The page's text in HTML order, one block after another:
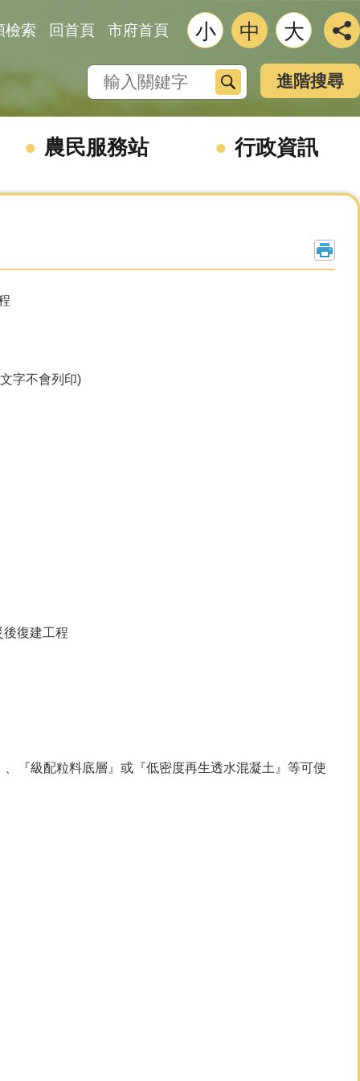
檢索 回首頁 市府首頁 小 中 大
搜尋 進階搜尋
農民服務站 行政資訊
字不會列印)
復建工程
『級配粒料底層』或『低密度再生透水混凝土』等可使